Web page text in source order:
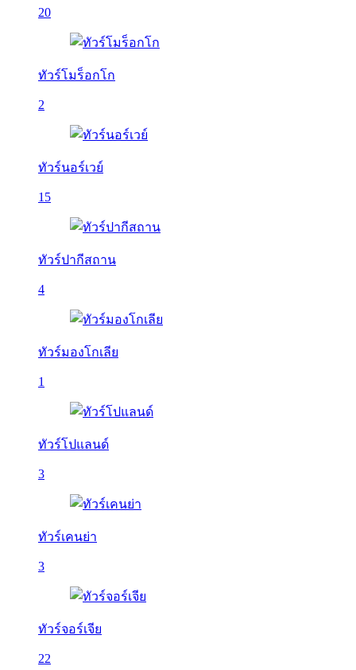
20
ทัวร์โมร็อกโก
2
ทัวร์นอร์เวย์
15
ทัวร์ปากีสถาน
4
ทัวร์มองโกเลีย
1
ทัวร์โปแลนด์
3
ทัวร์เคนย่า
3
ทัวร์จอร์เจีย
22